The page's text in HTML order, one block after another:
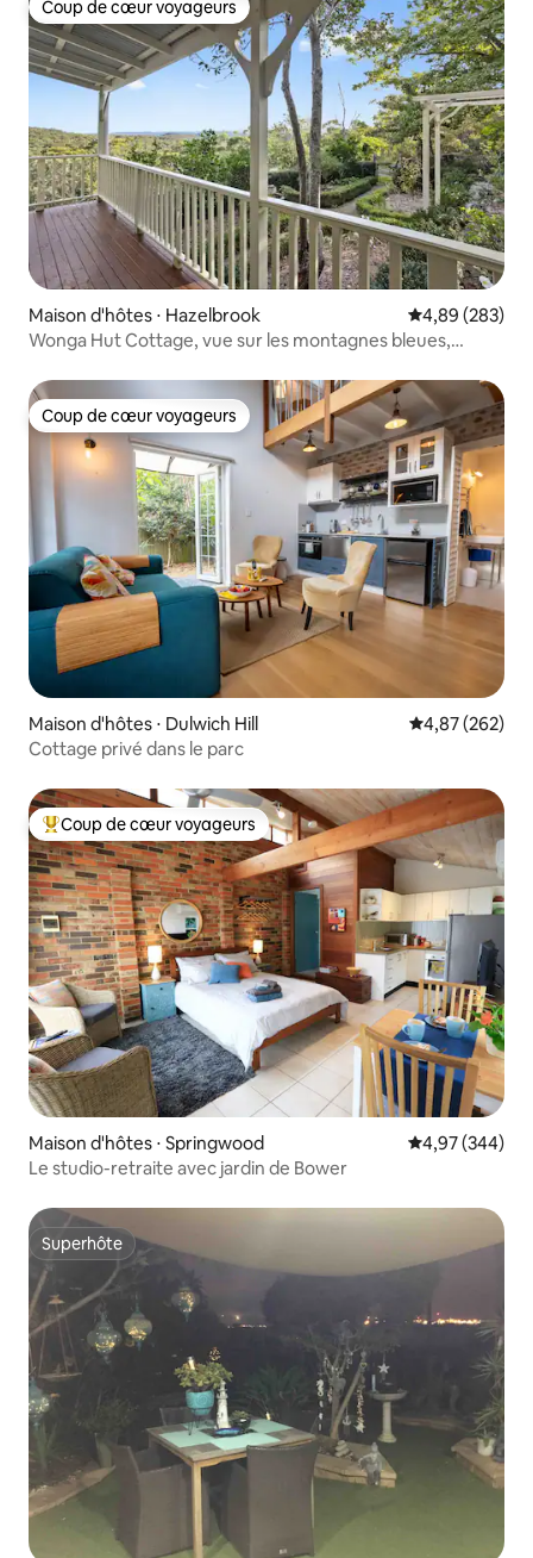
Coup de cœur voyageurs
Coup de cœur voyageurs
Maison d'hôtes ⋅ Hazelbrook Évaluation
4,89 (283)
Wonga Hut Cottage, vue sur les montagnes bleues,
Coup de cœur voyageurs
Coup de cœur voyageurs
Maison d'hôtes ⋅ Dulwich Hill Évaluation
4,87 (262)
Cottage privé dans le parc
Coups de cœur voyageurs les plus appréciés
Coup de cœur voyageurs
Maison d'hôtes ⋅ Springwood Évaluation
4,97 (344)
Le studio-retraite avec jardin de Bower
Superhôte
Superhôte